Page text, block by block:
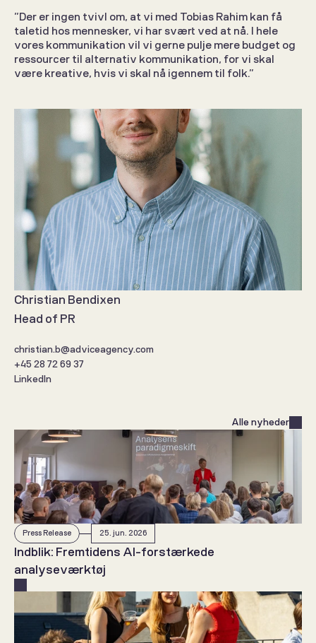
Christian Bendixen
Head of PR
christian.b@adviceagency.com
+45 28 72 69 37
LinkedIn
”Der er ingen tvivl om, at vi med Tobias Rahim kan få
taletid hos mennesker, vi har svært ved at nå. I hele
vores kommunikation vil vi gerne pulje mere budget og
ressourcer til alternativ kommunikation, for vi skal
være kreative, hvis vi skal nå igennem til folk.”
Alle nyheder
Press Release 25. jun. 2026
Indblik: Fremtidens AI-forstærkede
analyseværktøj